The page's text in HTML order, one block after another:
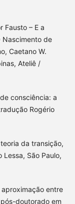
Fausto – E a
Nascimento de
Caetano W.
Ateliê /
consciência: a
Rogério
teoria da transição,
São Paulo,
aproximação entre
doutorado em